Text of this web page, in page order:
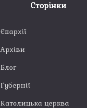
Сторінки
Єпархії
Архіви
Блог
Губернії
Католицька церква